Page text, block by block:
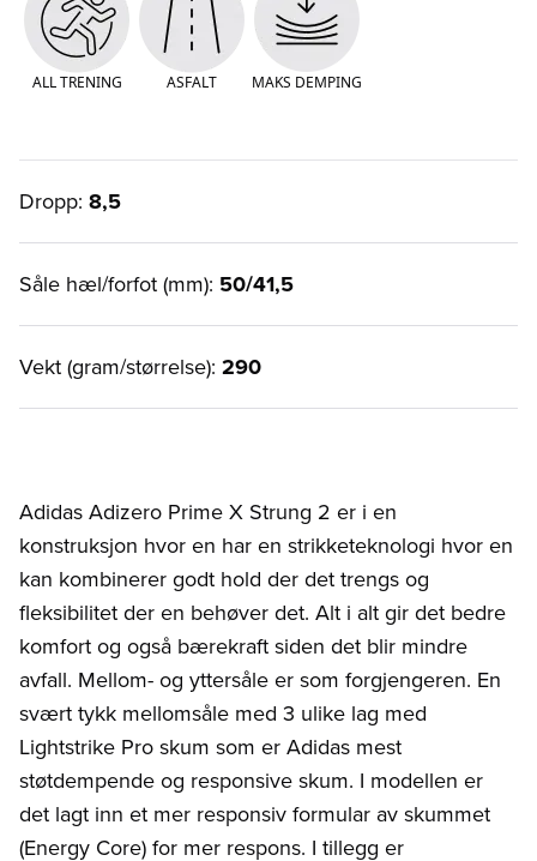
ALL TRENING ASFALT MAKS DEMPING
Dropp: 8,5
Såle hæl/forfot (mm): 50/41,5
Vekt (gram/størrelse): 290
Adidas Adizero Prime X Strung 2 er i en
konstruksjon hvor en har en strikketeknologi hvor en
kan kombinerer godt hold der det trengs og
fleksibilitet der en behøver det. Alt i alt gir det bedre
komfort og også bærekraft siden det blir mindre
avfall. Mellom- og yttersåle er som forgjengeren. En
svært tykk mellomsåle med 3 ulike lag med
Lightstrike Pro skum som er Adidas mest
støtdempende og responsive skum. I modellen er
det lagt inn et mer responsiv formular av skummet
(Energy Core) for mer respons. I tillegg er